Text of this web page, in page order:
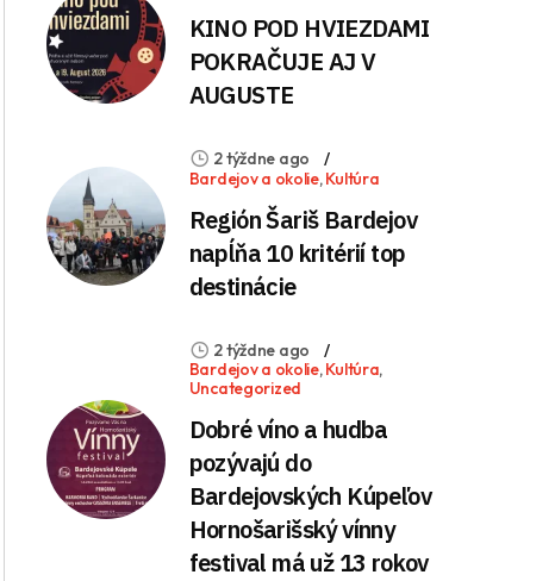
KINO POD HVIEZDAMI
POKRAČUJE AJ V
AUGUSTE
2 týždne ago
Bardejov a okolie,Kultúra
Región Šariš Bardejov
napĺňa 10 kritérií top
destinácie
2 týždne ago
Bardejov a okolie,Kultúra,
Uncategorized
Dobré víno a hudba
pozývajú do
Bardejovských Kúpeľov
Hornošarišský vínny
festival má už 13 rokov